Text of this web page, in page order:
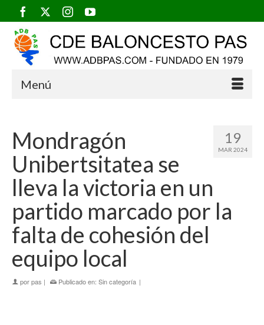
Menú
19
MAR 2024
Mondragón
Unibertsitatea se
lleva la victoria en un
partido marcado por la
falta de cohesión del
equipo local
porpas | Publicado en: Sin categoría |